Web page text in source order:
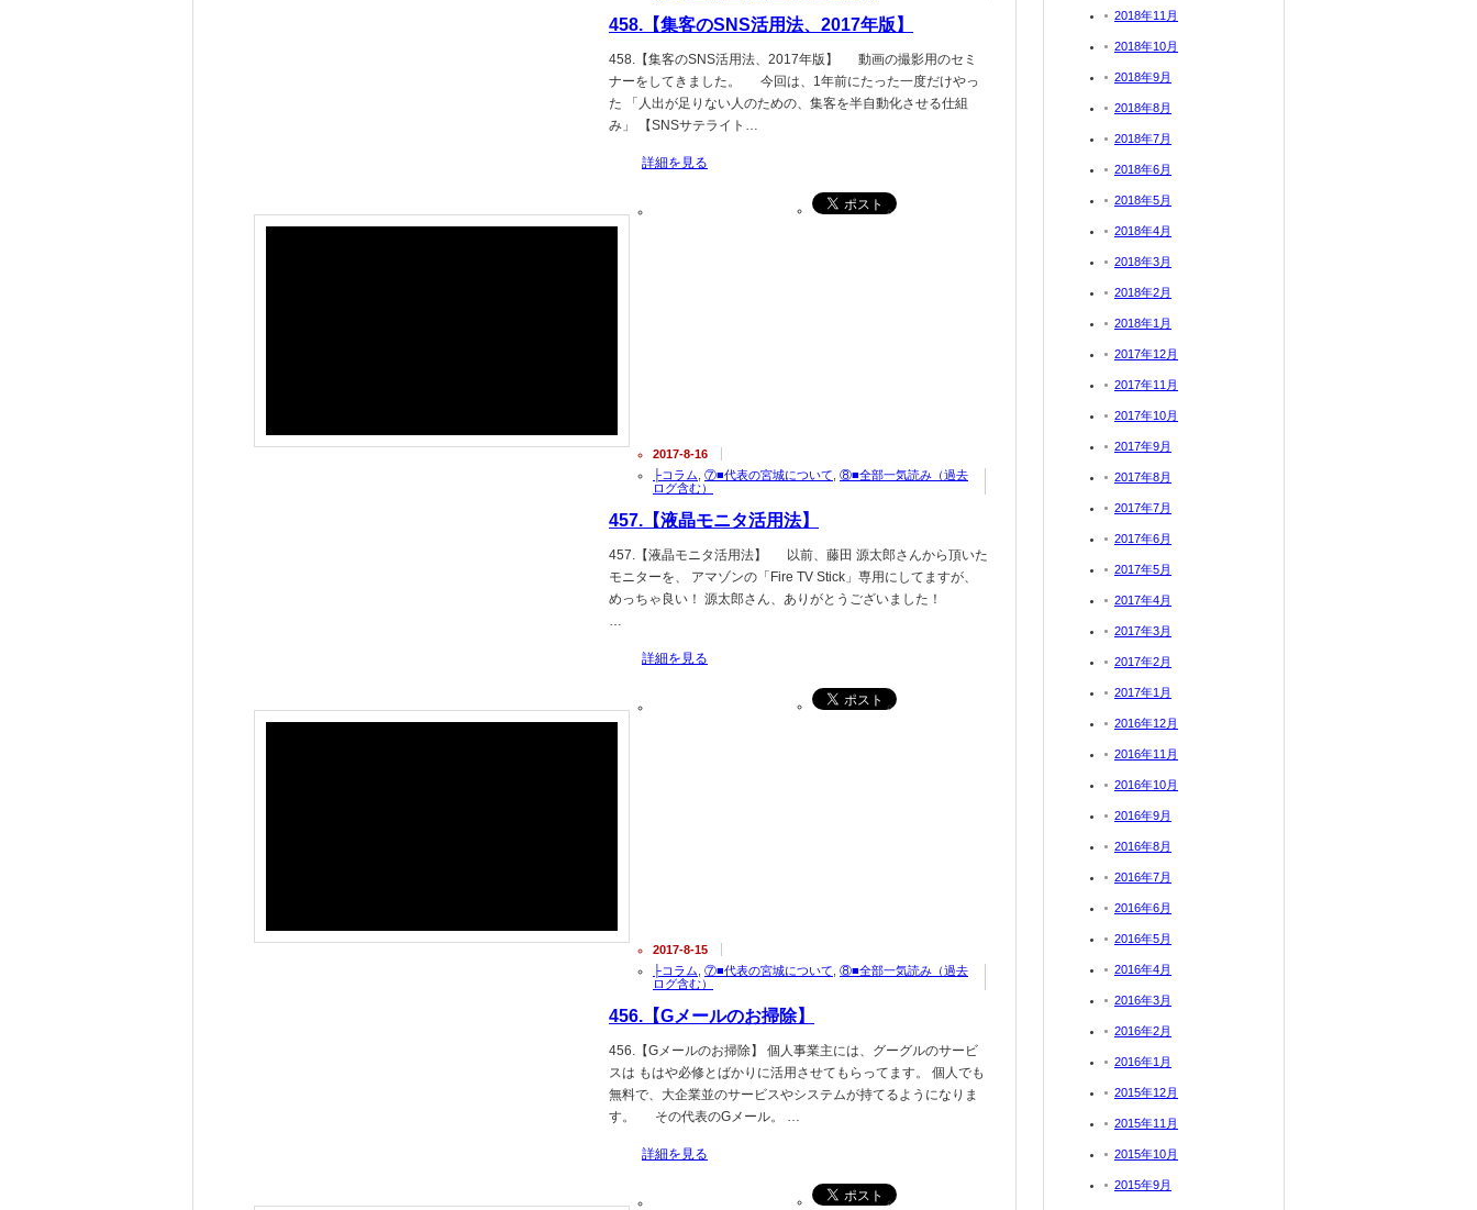
458.【集客のSNS活用法、2017年版】
458.【集客のSNS活用法、2017年版】 動画の撮影用のセミ
ナーをしてきました。 今回は、1年前にたった一度だけやっ
た 「人出が足りない人のための、集客を半自動化させる仕組
み」 【SNSサテライト…
詳細を見る
2017-8-16
├コラム ⑦■代表の宮城について ⑧■全部一気読み（過去
ログ含む）
457.【液晶モニタ活用法】
457.【液晶モニタ活用法】 以前、藤田 源太郎さんから頂いた
モニターを、 アマゾンの「Fire TV Stick」専用にしてますが、
めっちゃ良い！ 源太郎さん、ありがとうございました！
…
詳細を見る
2017-8-15
├コラム ⑦■代表の宮城について ⑧■全部一気読み（過去
ログ含む）
456.【Gメールのお掃除】
456.【Gメールのお掃除】 個人事業主には、グーグルのサービ
スは もはや必修とばかりに活用させてもらってます。 個人でも
無料で、大企業並のサービスやシステムが持てるようになりま
す。 その代表のGメール。 …
詳細を見る
2018年11月
2018年10月
2018年9月
2018年8月
2018年7月
2018年6月
2018年5月
2018年4月
2018年3月
2018年2月
2018年1月
2017年12月
2017年11月
2017年10月
2017年9月
2017年8月
2017年7月
2017年6月
2017年5月
2017年4月
2017年3月
2017年2月
2017年1月
2016年12月
2016年11月
2016年10月
2016年9月
2016年8月
2016年7月
2016年6月
2016年5月
2016年4月
2016年3月
2016年2月
2016年1月
2015年12月
2015年11月
2015年10月
2015年9月